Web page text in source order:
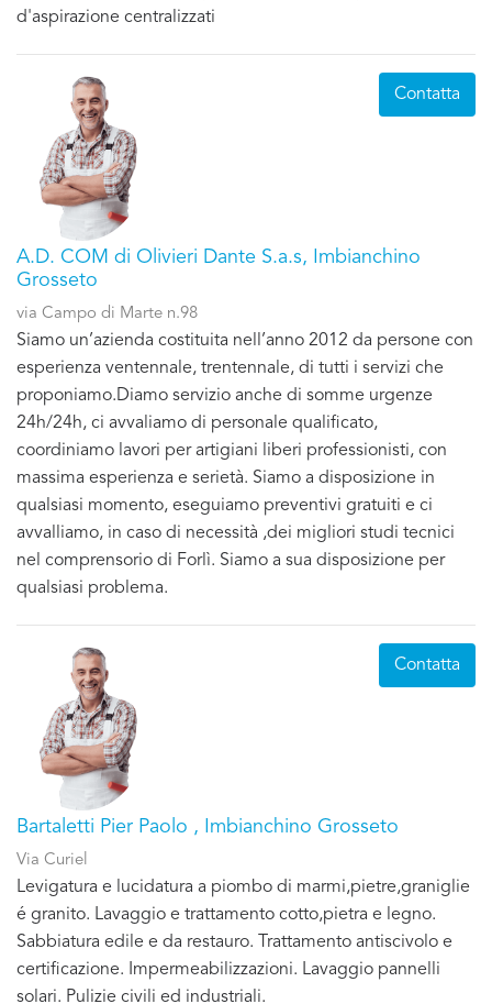
d'aspirazione centralizzati
A.D. COM di Olivieri Dante S.a.s, Imbianchino
Grosseto
via Campo di Marte n.98
Siamo un’azienda costituita nell’anno 2012 da persone con
esperienza ventennale, trentennale, di tutti i servizi che
proponiamo.Diamo servizio anche di somme urgenze
24h/24h, ci avvaliamo di personale qualificato,
coordiniamo lavori per artigiani liberi professionisti, con
massima esperienza e serietà. Siamo a disposizione in
qualsiasi momento, eseguiamo preventivi gratuiti e ci
avvalliamo, in caso di necessità ,dei migliori studi tecnici
nel comprensorio di Forlì. Siamo a sua disposizione per
qualsiasi problema.
Contatta
Bartaletti Pier Paolo , Imbianchino Grosseto
Via Curiel
Levigatura e lucidatura a piombo di marmi,pietre,graniglie
é granito. Lavaggio e trattamento cotto,pietra e legno.
Sabbiatura edile e da restauro. Trattamento antiscivolo e
certificazione. Impermeabilizzazioni. Lavaggio pannelli
solari. Pulizie civili ed industriali.
Contatta